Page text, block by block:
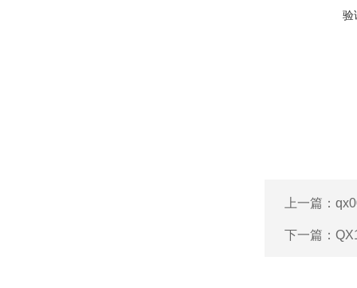
验
上一篇：
下一篇：